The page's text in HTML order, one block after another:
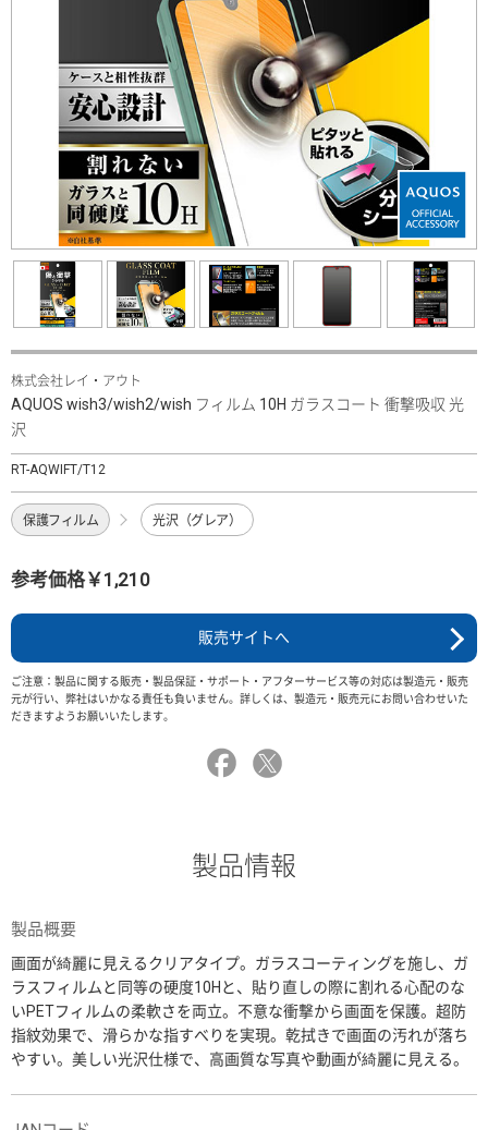
株式会社レイ・アウト
AQUOS wish3/wish2/wish フィルム 10H ガラスコート 衝撃吸収 光
沢
RT-AQWIFT/T12
保護フィルム 光沢（グレア）
参考価格￥1,210
販売サイトへ
ご注意：製品に関する販売・製品保証・サポート・アフターサービス等の対応は製造元・販売
元が行い、弊社はいかなる責任も負いません。詳しくは、製造元・販売元にお問い合わせいた
だきますようお願いいたします。
製品情報
製品概要
画面が綺麗に見えるクリアタイプ。ガラスコーティングを施し、ガ
ラスフィルムと同等の硬度10Hと、貼り直しの際に割れる心配のな
いPETフィルムの柔軟さを両立。不意な衝撃から画面を保護。超防
指紋効果で、滑らかな指すべりを実現。乾拭きで画面の汚れが落ち
やすい。美しい光沢仕様で、高画質な写真や動画が綺麗に見える。